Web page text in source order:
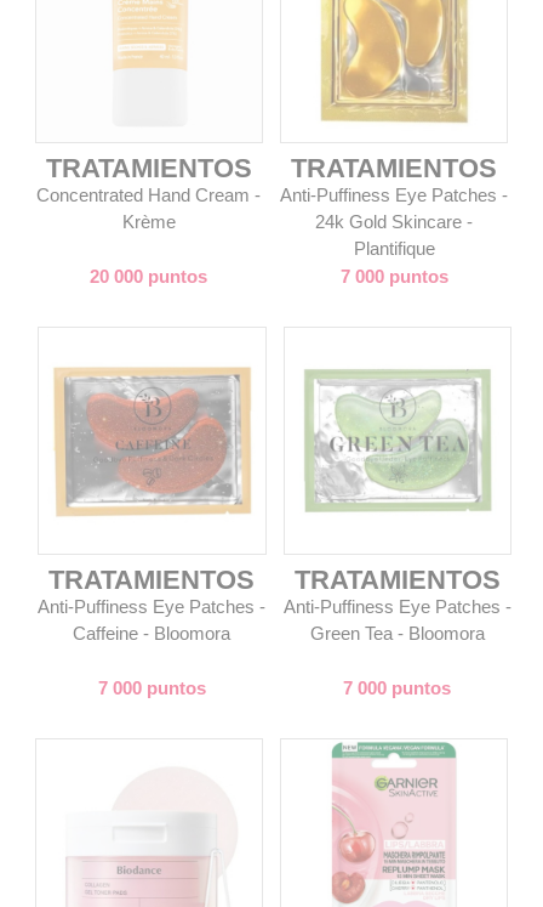
TRATAMIENTOS
Concentrated Hand Cream -
Krème
20 000 puntos
TRATAMIENTOS
Anti-Puffiness Eye Patches -
24k Gold Skincare -
Plantifique
7 000 puntos
TRATAMIENTOS
Anti-Puffiness Eye Patches -
Caffeine - Bloomora
7 000 puntos
TRATAMIENTOS
Anti-Puffiness Eye Patches -
Green Tea - Bloomora
7 000 puntos